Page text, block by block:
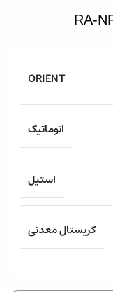
ORIENT
اتوماتیک
استیل
کریستال معدنی